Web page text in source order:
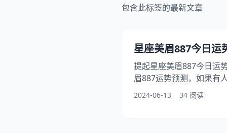
包含此标签的最新文章
星座美眉887今日运
提起星座美眉887今日运
眉887运势预测，如果有
分析，此外，还有人问到
本文将介绍星座美眉887
2024-06-13 34 阅读